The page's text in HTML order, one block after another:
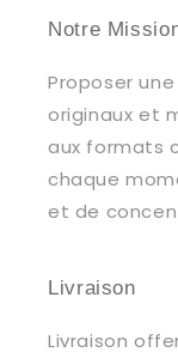
Notre
Proposer
originaux et
aux formats
chaque
et de
Livraison
Livraison